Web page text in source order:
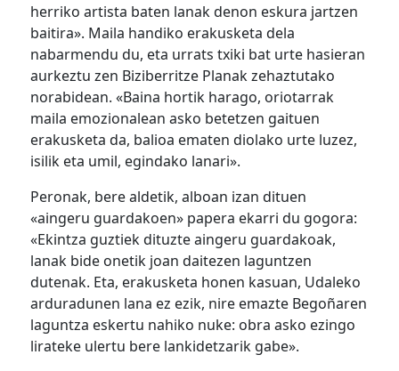
herriko artista baten lanak denon eskura jartzen
baitira». Maila handiko erakusketa dela
nabarmendu du, eta urrats txiki bat urte hasieran
aurkeztu zen Biziberritze Planak zehaztutako
norabidean. «Baina hortik harago, oriotarrak
maila emozionalean asko betetzen gaituen
erakusketa da, balioa ematen diolako urte luzez,
isilik eta umil, egindako lanari».
Peronak, bere aldetik, alboan izan dituen
«aingeru guardakoen» papera ekarri du gogora:
«Ekintza guztiek dituzte aingeru guardakoak,
lanak bide onetik joan daitezen laguntzen
dutenak. Eta, erakusketa honen kasuan, Udaleko
arduradunen lana ez ezik, nire emazte Begoñaren
laguntza eskertu nahiko nuke: obra asko ezingo
lirateke ulertu bere lankidetzarik gabe».